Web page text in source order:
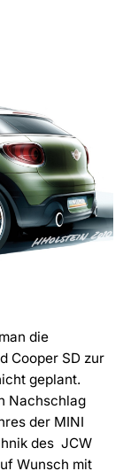
die
Cooper SD zur
geplant.
Nachschlag
der MINI
des JCW
Wunsch mit